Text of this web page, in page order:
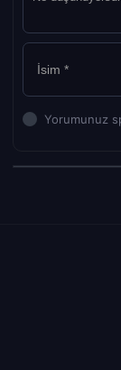
Yorumunuz